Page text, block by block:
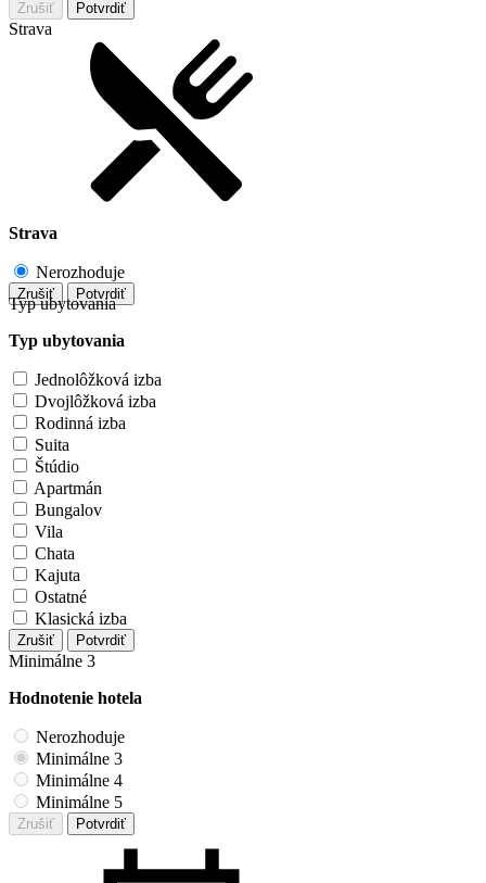
Zrušiť Potvrdiť
Strava
Strava
Nerozhoduje
Zrušiť Potvrdiť
Typ ubytovania
Typ ubytovania
Jednolôžková izba
Dvojlôžková izba
Rodinná izba
Suita
Štúdio
Apartmán
Bungalov
Vila
Chata
Kajuta
Ostatné
Klasická izba
Zrušiť Potvrdiť
Minimálne 3
Hodnotenie hotela
Nerozhoduje
Minimálne 3
Minimálne 4
Minimálne 5
Zrušiť Potvrdiť